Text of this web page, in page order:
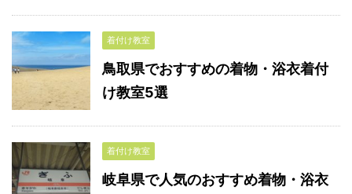
着付け教室
鳥取県でおすすめの着物・浴衣着付
け教室5選
着付け教室
岐阜県で人気のおすすめ着物・浴衣